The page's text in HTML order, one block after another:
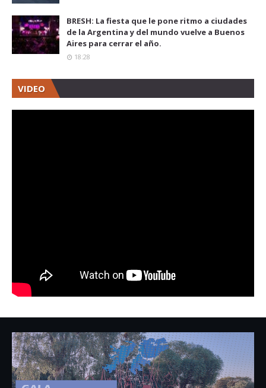
BRESH: La fiesta que le pone ritmo a ciudades
de la Argentina y del mundo vuelve a Buenos
Aires para cerrar el año.
18:28
VIDEO